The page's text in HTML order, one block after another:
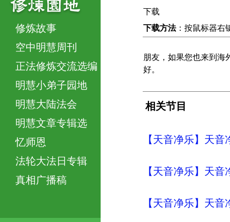
修炼故事
空中明慧周刊
正法修炼交流选编
明慧小弟子园地
明慧大陆法会
明慧文章专辑选
忆师恩
法轮大法日专辑
真相广播稿
下载
下载方法：按鼠标器右
朋友，如果您也来到海
好。
相关节目
【天音净乐】天
【天音净乐】天
【天音净乐】天